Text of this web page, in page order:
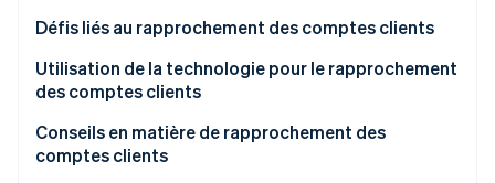
Défis liés au rapprochement des comptes clients
Erreurs de saisie de données
Non-comptabilisation de la trésorerie
Incohérence de période
Utilisation de la technologie pour le rapprochement
des comptes clients
Conseils en matière de rapprochement des
comptes clients